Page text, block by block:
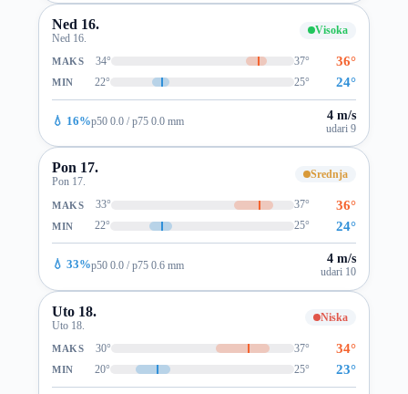
Ned 16.
Ned 16.
Visoka
MAKS 34° 37° 36°
MIN 22° 25° 24°
💧 16%p50 0.0 / p75 0.0 mm 4 m/s
udari 9
Pon 17.
Pon 17.
Srednja
MAKS 33° 37° 36°
MIN 22° 25° 24°
💧 33%p50 0.0 / p75 0.6 mm 4 m/s
udari 10
Uto 18.
Uto 18.
Niska
MAKS 30° 37° 34°
MIN 20° 25° 23°